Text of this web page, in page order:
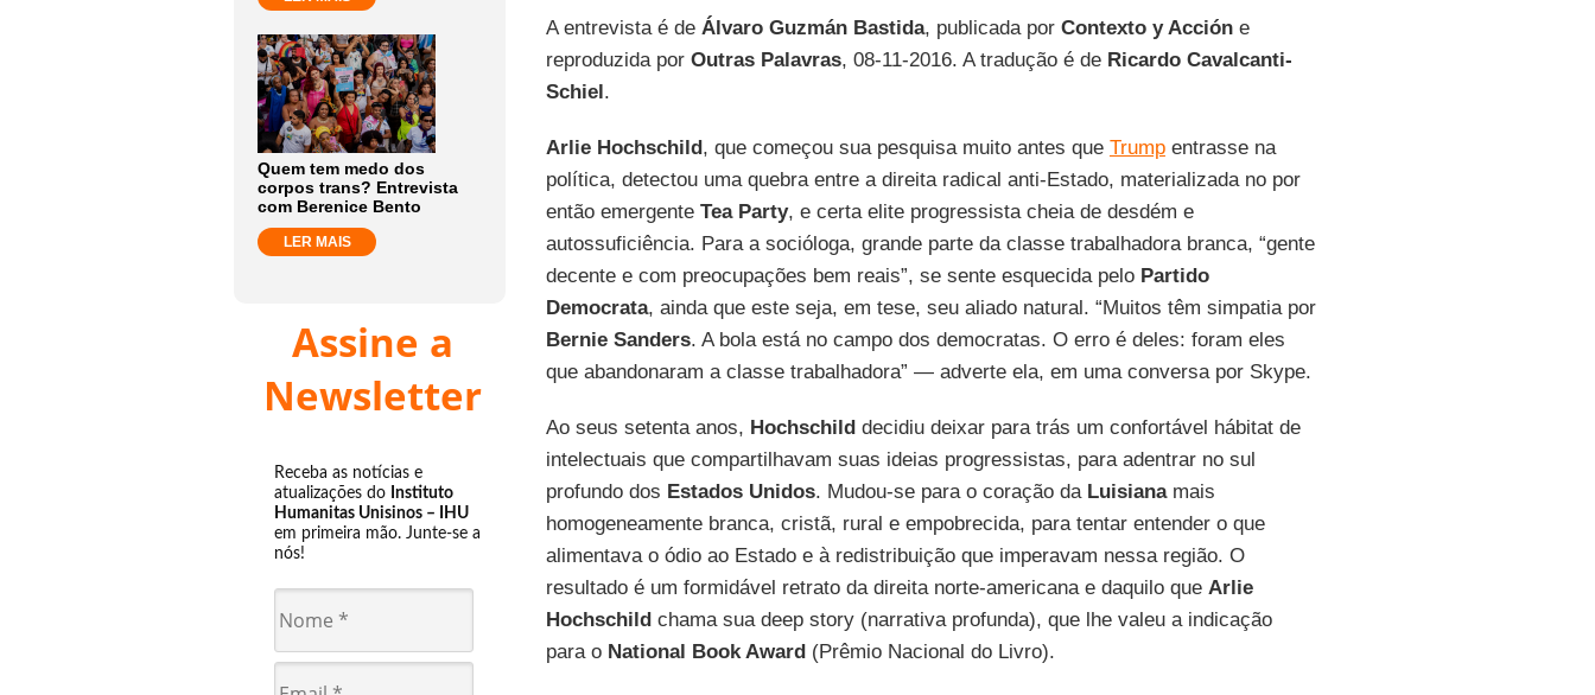
Quem tem medo dos
corpos trans? Entrevista
com Berenice Bento
LER MAIS
Assine a
Newsletter
Receba as notícias e
atualizações do Instituto
Humanitas Unisinos – IHU
em primeira mão. Junte-se a
nós!
A entrevista é de Álvaro Guzmán Bastida, publicada por Contexto y Accióne
reproduzida por Outras Palavras, 08-11-2016. A tradução é de Ricardo Cavalcanti-
Schiel.
Arlie Hochschild, que começou sua pesquisa muito antes que Trumpentrasse na
política, detectou uma quebra entre a direita radical anti-Estado, materializada no por
então emergente Tea Party, e certa elite progressista cheia de desdém e
autossuficiência. Para a socióloga, grande parte da classe trabalhadora branca, “gente
decente e com preocupações bem reais”, se sente esquecida pelo Partido
Democrata, ainda que este seja, em tese, seu aliado natural. “Muitos têm simpatia por
Bernie Sanders. A bola está no campo dos democratas. O erro é deles: foram eles
que abandonaram a classe trabalhadora” — adverte ela, em uma conversa por Skype.
Ao seus setenta anos, Hochschilddecidiu deixar para trás um confortável hábitat de
intelectuais que compartilhavam suas ideias progressistas, para adentrar no sul
profundo dos Estados Unidos. Mudou-se para o coração da Luisianamais
homogeneamente branca, cristã, rural e empobrecida, para tentar entender o que
alimentava o ódio ao Estado e à redistribuição que imperavam nessa região. O
resultado é um formidável retrato da direita norte-americana e daquilo que Arlie
Hochschildchama sua deep story (narrativa profunda), que lhe valeu a indicação
para o National Book Award(Prêmio Nacional do Livro).